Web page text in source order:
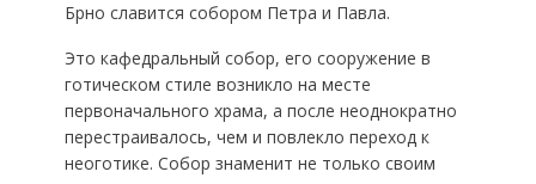
Брно славится собором Петра и Павла.
Это кафедральный собор, его сооружение в
готическом стиле возникло на месте
первоначального храма, а после неоднократно
перестраивалось, чем и повлекло переход к
неоготике. Собор знаменит не только своим